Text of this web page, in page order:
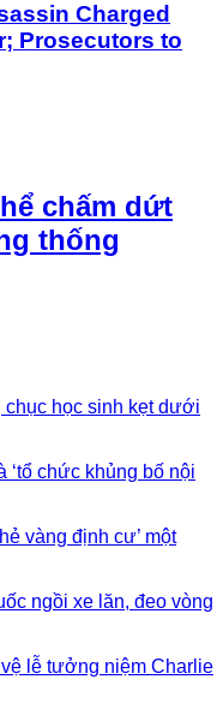
Charged
Prosecutors to
chấm dứt
thống
học sinh kẹt dưới
‘tổ chức khủng bố nội
vàng định cư’ một
ngồi xe lăn, đeo vòng
lễ tưởng niệm Charlie